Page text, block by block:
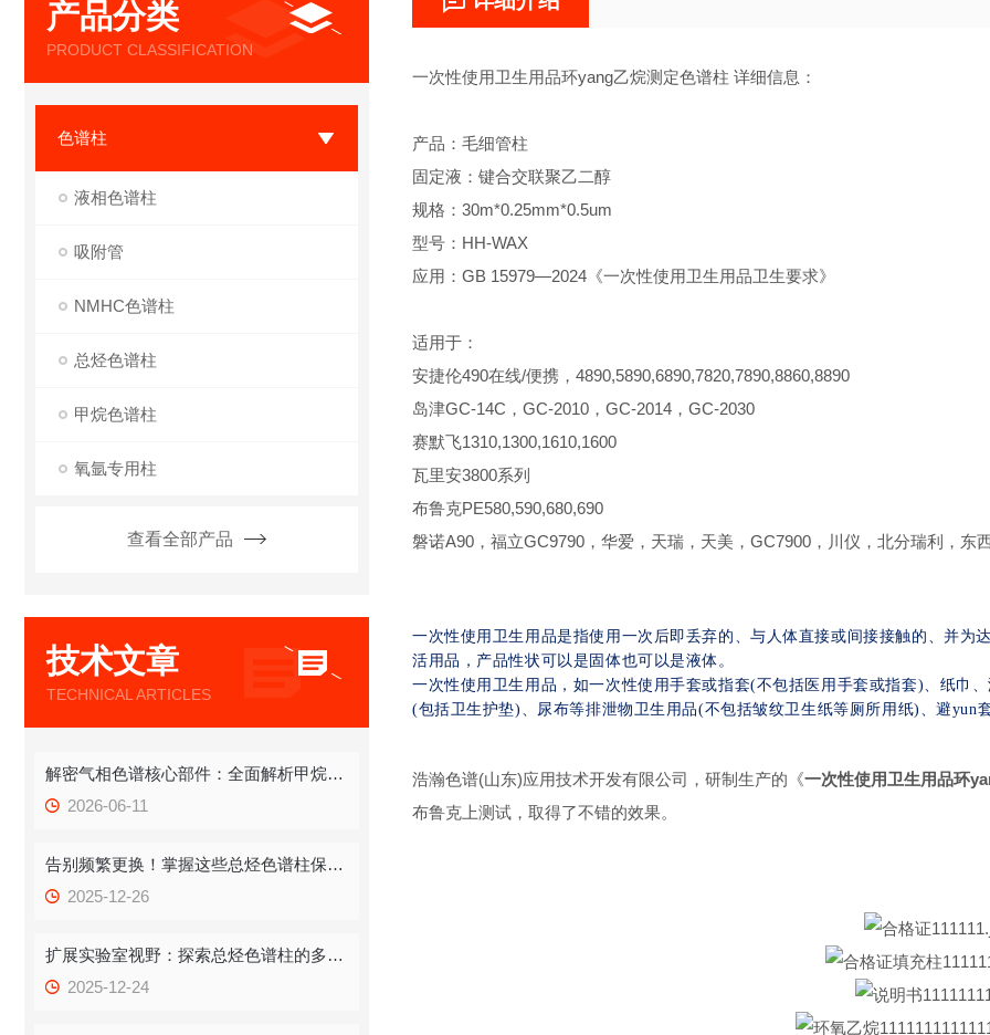
产品分类
PRODUCT CLASSIFICATION
色谱柱
液相色谱柱
吸附管
NMHC色谱柱
总烃色谱柱
甲烷色谱柱
氧氩专用柱
查看全部产品
技术文章
TECHNICAL ARTICLES
解密气相色谱核心部件：全面解析甲烷色谱柱
2026-06-11
告别频繁更换！掌握这些总烃色谱柱保存技巧，提升效率！
2025-12-26
扩展实验室视野：探索总烃色谱柱的多重应用
2025-12-24
一次性使用卫生用品环yang乙烷测定色谱柱 详细信息：
产品：毛细管柱
固定液：键合交联聚乙二醇
规格：30m*0.25mm*0.5um
型号：HH-WAX
应用：GB 15979—2024《一次性使用卫生用品卫生要求》
适用于：
安捷伦490在线/便携，4890,5890,6890,7820,7890,8860,8890
岛津GC-14C，GC-2010，GC-2014，GC-2030
赛默飞1310,1300,1610,1600
瓦里安3800系列
布鲁克PE580,590,680,690
磐诺A90，福立GC9790，华爱，天瑞，天美，GC7900，川仪，北分瑞利，东
一次性使用卫生用品是指使用一次后即丢弃的、与人体直接或间接接触的、并
活用品，产品性状可以是固体也可以是液体。
一次性使用卫生用品，如一次性使用手套或指套(不包括医用手套或指套)、纸巾
(包括卫生护垫)、尿布等排泄物卫生用品(不包括皱纹卫生纸等厕所用纸)、避yun
浩瀚色谱(山东)应用技术开发有限公司，研制生产的《一次性使用卫生用品环
布鲁克上测试，取得了不错的效果。